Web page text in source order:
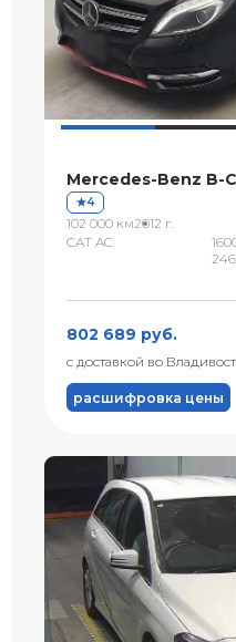
Mercedes-Benz B-
4
102 000 км2012 г.
CAT AC
802 689 руб.
с доставкой во
расшифровка цены